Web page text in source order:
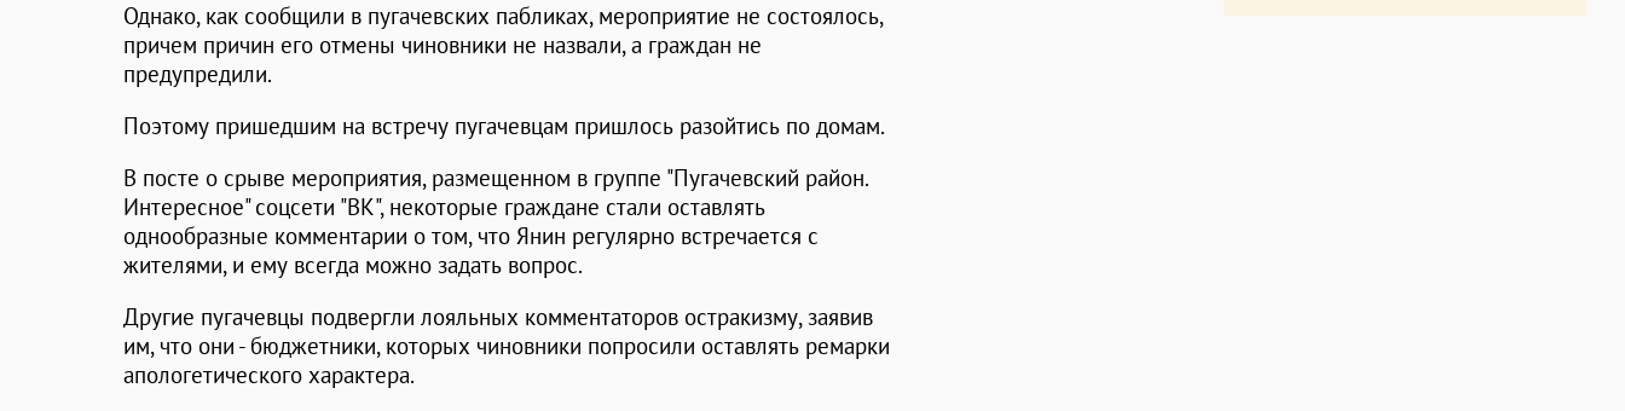
Однако, как сообщили в пугачевских пабликах, мероприятие не состоялось,
причем причин его отмены чиновники не назвали, а граждан не
предупредили.
Поэтому пришедшим на встречу пугачевцам пришлось разойтись по домам.
В посте о срыве мероприятия, размещенном в группе "Пугачевский район.
Интересное" соцсети "ВК", некоторые граждане стали оставлять
однообразные комментарии о том, что Янин регулярно встречается с
жителями, и ему всегда можно задать вопрос.
Другие пугачевцы подвергли лояльных комментаторов остракизму, заявив
им, что они - бюджетники, которых чиновники попросили оставлять ремарки
апологетического характера.